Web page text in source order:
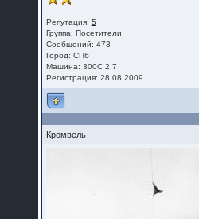
Репутация: 5
Группа: Посетители
Сообщений: 473
Город: СПб
Машина: 300С 2,7
Регистрация: 28.08.2009
Кромвель